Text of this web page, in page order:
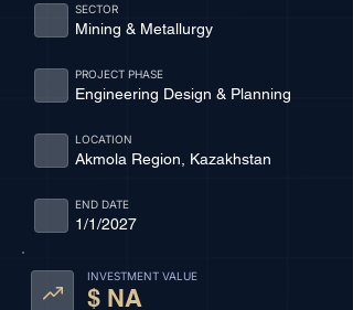
Mining & Metallurgy
SECTOR
Engineering Design & Planning
PROJECT PHASE
Akmola Region, Kazakhstan
LOCATION
1/1/2027
END DATE
INVESTMENT VALUE
$ NA